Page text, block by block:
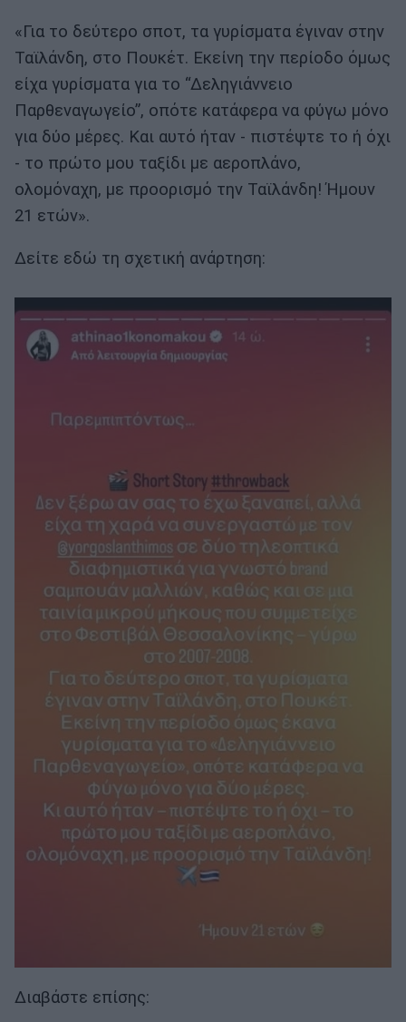
«Για το δεύτερο σποτ, τα γυρίσματα έγιναν στην
Ταϊλάνδη, στο Πουκέτ. Εκείνη την περίοδο όμως
είχα γυρίσματα για το “Δεληγιάννειο
Παρθεναγωγείο”, οπότε κατάφερα να φύγω μόνο
για δύο μέρες. Και αυτό ήταν - πιστέψτε το ή όχι
- το πρώτο μου ταξίδι με αεροπλάνο,
ολομόναχη, με προορισμό την Ταϊλάνδη! Ήμουν
21 ετών».
Δείτε εδώ τη σχετική ανάρτηση:
Διαβάστε επίσης: